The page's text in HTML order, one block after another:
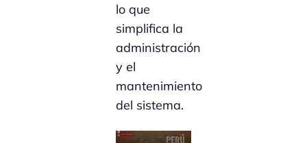
lo que
simplifica la
administración
y el
mantenimiento
del sistema.